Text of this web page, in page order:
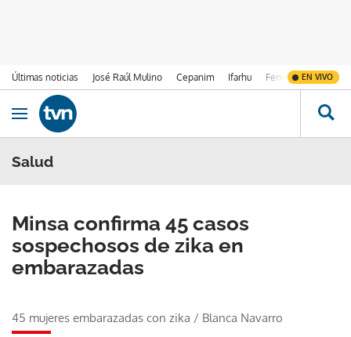
Últimas noticias José Raúl Mulino Cepanim Ifarhu Fenómeno de El
EN VIVO
Ir al contenido
Obrir navegació
Salud
Minsa confirma 45 casos
sospechosos de zika en
embarazadas
45 mujeres embarazadas con zika / Blanca Navarro